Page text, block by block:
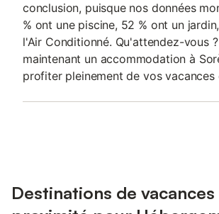
conclusion, puisque nos données
% ont une piscine, 52 % ont un
l'Air Conditionné. Qu'attendez-vous
maintenant un accommodation à
profiter pleinement de vos vacances
Destinations de vacances